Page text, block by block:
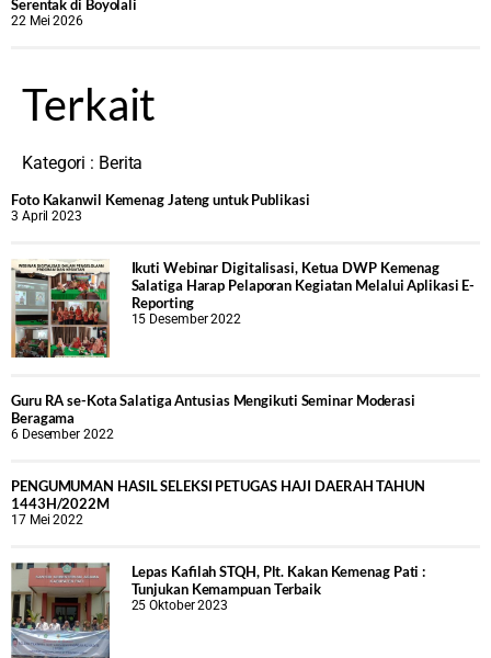
Serentak di Boyolali
22 Mei 2026
Terkait
Kategori : Berita
Foto Kakanwil Kemenag Jateng untuk Publikasi
3 April 2023
Ikuti Webinar Digitalisasi, Ketua DWP Kemenag
Salatiga Harap Pelaporan Kegiatan Melalui Aplikasi E-
Reporting
15 Desember 2022
Guru RA se-Kota Salatiga Antusias Mengikuti Seminar Moderasi
Beragama
6 Desember 2022
PENGUMUMAN HASIL SELEKSI PETUGAS HAJI DAERAH TAHUN
1443H/2022M
17 Mei 2022
Lepas Kafilah STQH, Plt. Kakan Kemenag Pati :
Tunjukan Kemampuan Terbaik
25 Oktober 2023